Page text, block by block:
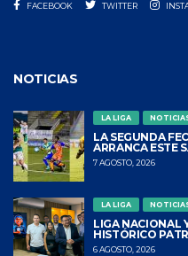
FACEBOOK TWITTER
NOTICIAS
LA LIGA
LA SEGUNDA
ARRANCA ESTE
7 AGOSTO, 2026
LA LIGA
LIGA NACIONAL
HISTÓRICO
6 AGOSTO, 2026